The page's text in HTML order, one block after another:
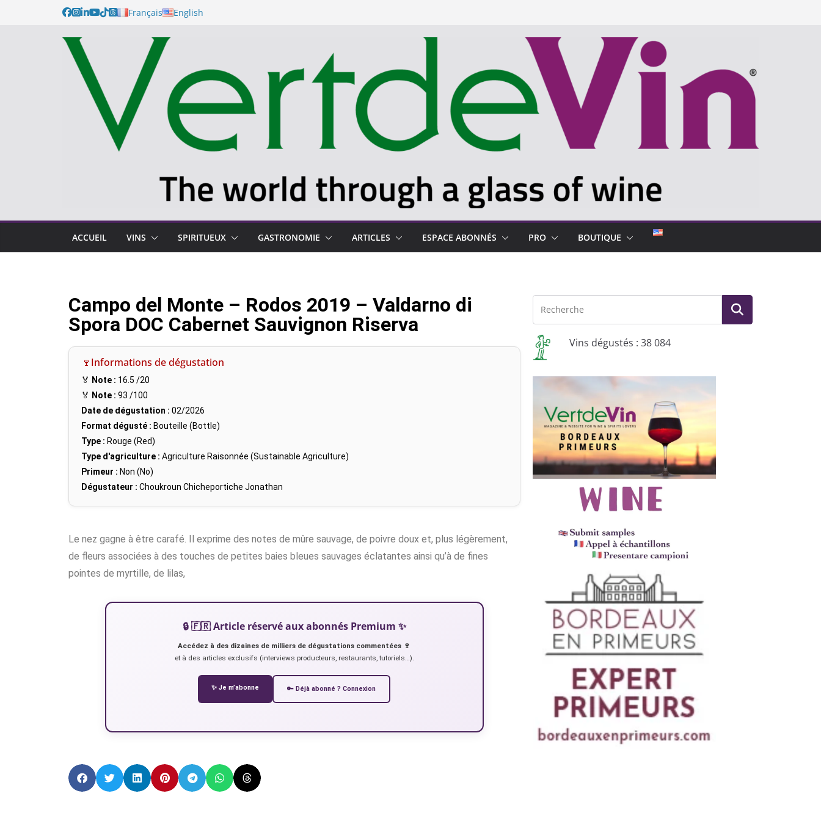
Français English
ACCUEIL VINS SPIRITUEUX GASTRONOMIE ARTICLES ESPACE ABONNÉS PRO BOUTIQUE
Campo del Monte – Rodos 2019 – Valdarno di
Spora DOC Cabernet Sauvignon Riserva
🍷Informations de dégustation
🏅 Note : 16.5 /20
🏅 Note : 93 /100
Date de dégustation : 02/2026
Format dégusté : Bouteille (Bottle)
Type : Rouge (Red)
Type d'agriculture : Agriculture Raisonnée (Sustainable Agriculture)
Primeur : Non (No)
Dégustateur : Choukroun Chicheportiche Jonathan
Le nez gagne à être carafé. Il exprime des notes de mûre sauvage, de poivre doux et, plus légèrement,
de fleurs associées à des touches de petites baies bleues sauvages éclatantes ainsi qu’à de fines
pointes de myrtille, de lilas,
🔒 🇫🇷 Article réservé aux abonnés Premium ✨
Accédez à des dizaines de milliers de dégustations commentées 🍷
et à des articles exclusifs (interviews producteurs, restaurants, tutoriels…).
✨ Je m’abonne 🔑 Déjà abonné ? Connexion
Vins dégustés : 38 084